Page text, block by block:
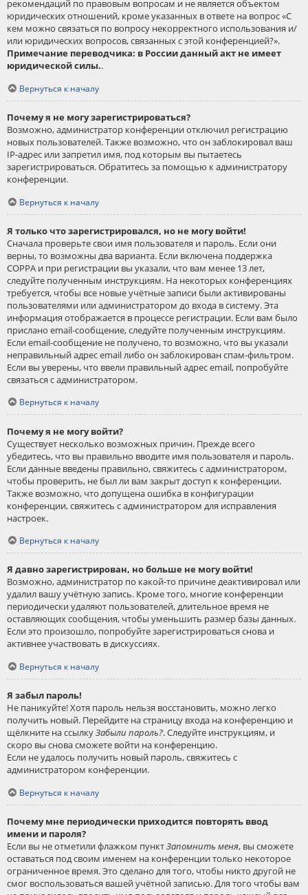
рекомендаций по правовым вопросам и не является объектом
юридических отношений, кроме указанных в ответе на вопрос «С
кем можно связаться по вопросу некорректного использования и/
или юридических вопросов, связанных с этой конференцией?».
Примечание переводчика: в России данный акт не имеет
юридической силы..
Вернуться к началу
Почему я не могу зарегистрироваться?
Возможно, администратор конференции отключил регистрацию
новых пользователей. Также возможно, что он заблокировал ваш
IP-адрес или запретил имя, под которым вы пытаетесь
зарегистрироваться. Обратитесь за помощью к администратору
конференции.
Вернуться к началу
Я только что зарегистрировался, но не могу войти!
Сначала проверьте свои имя пользователя и пароль. Если они
верны, то возможны два варианта. Если включена поддержка
COPPA и при регистрации вы указали, что вам менее 13 лет,
следуйте полученным инструкциям. На некоторых конференциях
требуется, чтобы все новые учётные записи были активированы
пользователями или администратором до входа в систему. Эта
информация отображается в процессе регистрации. Если вам было
прислано email-сообщение, следуйте полученным инструкциям.
Если email-сообщение не получено, то возможно, что вы указали
неправильный адрес email либо он заблокирован спам-фильтром.
Если вы уверены, что ввели правильный адрес email, попробуйте
связаться с администратором.
Вернуться к началу
Почему я не могу войти?
Существует несколько возможных причин. Прежде всего
убедитесь, что вы правильно вводите имя пользователя и пароль.
Если данные введены правильно, свяжитесь с администратором,
чтобы проверить, не был ли вам закрыт доступ к конференции.
Также возможно, что допущена ошибка в конфигурации
конференции, свяжитесь с администратором для исправления
настроек.
Вернуться к началу
Я давно зарегистрирован, но больше не могу войти!
Возможно, администратор по какой-то причине деактивировал или
удалил вашу учётную запись. Кроме того, многие конференции
периодически удаляют пользователей, длительное время не
оставляющих сообщения, чтобы уменьшить размер базы данных.
Если это произошло, попробуйте зарегистрироваться снова и
активнее участвовать в дискуссиях.
Вернуться к началу
Я забыл пароль!
Не паникуйте! Хотя пароль нельзя восстановить, можно легко
получить новый. Перейдите на страницу входа на конференцию и
щёлкните на ссылкуЗабыли пароль?. Следуйте инструкциям, и
скоро вы снова сможете войти на конференцию.
Если не удалось получить новый пароль, свяжитесь с
администратором конференции.
Вернуться к началу
Почему мне периодически приходится повторять ввод
имени и пароля?
Если вы не отметили флажком пунктЗапомнить меня, вы сможете
оставаться под своим именем на конференции только некоторое
ограниченное время. Это сделано для того, чтобы никто другой не
смог воспользоваться вашей учётной записью. Для того чтобы вам